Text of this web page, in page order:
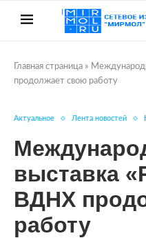
Главная страница »
продолжает свою работу
Актуальное Лента новостей
выставка
ВДНХ
работу